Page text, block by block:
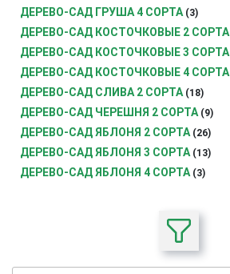
ДЕРЕВО-САД ГРУША 4 СОРТА (3)
ДЕРЕВО-САД КОСТОЧКОВЫЕ 2 СОРТА
ДЕРЕВО-САД КОСТОЧКОВЫЕ 3 СОРТА
ДЕРЕВО-САД КОСТОЧКОВЫЕ 4 СОРТА
ДЕРЕВО-САД СЛИВА 2 СОРТА (18)
ДЕРЕВО-САД ЧЕРЕШНЯ 2 СОРТА (9)
ДЕРЕВО-САД ЯБЛОНЯ 2 СОРТА (26)
ДЕРЕВО-САД ЯБЛОНЯ 3 СОРТА (13)
ДЕРЕВО-САД ЯБЛОНЯ 4 СОРТА (3)